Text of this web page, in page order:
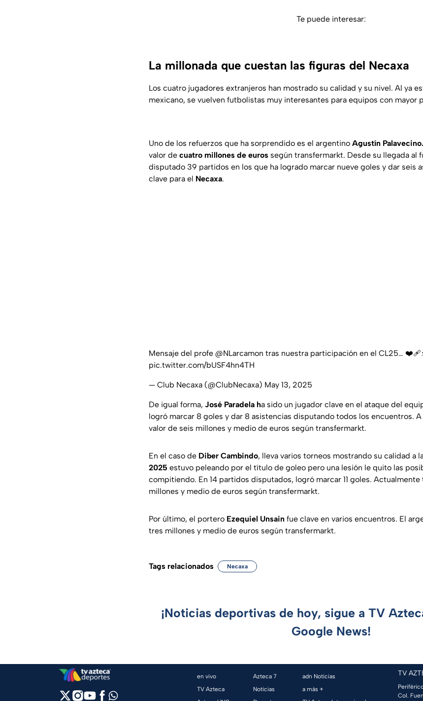
Te puede interesar:
La millonada que cuestan las figuras del Necaxa
Los cuatro jugadores extranjeros han mostrado su calidad y su nivel. Al ya
mexicano, se vuelven futbolistas muy interesantes para equipos con mayor
Uno de los refuerzos que ha sorprendido es el argentino Agustín Palavecino.
valor de cuatro millones de euros según transfermarkt. Desde su llegada al
disputado 39 partidos en los que ha logrado marcar nueve goles y dar seis
clave para el Necaxa.
Mensaje del profe @NLarcamon tras nuestra participación en el CL25…
pic.twitter.com/bUSF4hn4TH
— Club Necaxa (@ClubNecaxa) May 13, 2025
De igual forma, José Paradela ha sido un jugador clave en el ataque del
logró marcar 8 goles y dar 8 asistencias disputando todos los encuentros.
valor de seis millones y medio de euros según transfermarkt.
En el caso de Diber Cambindo, lleva varios torneos mostrando su calidad a
2025 estuvo peleando por el título de goleo pero una lesión le quito las
compitiendo. En 14 partidos disputados, logró marcar 11 goles. Actualmente
millones y medio de euros según transfermarkt.
Por último, el portero Ezequiel Unsain fue clave en varios encuentros. El
tres millones y medio de euros según transfermarkt.
Tags relacionados Necaxa
¡Noticias deportivas de hoy, sigue a TV
Google News!
en vivo
TV Azteca
Azteca 7
Noticias
adn Noticias
a más +
TV
Col.